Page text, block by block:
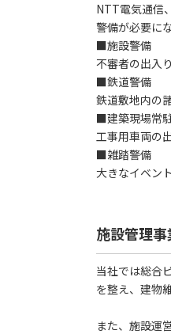
NTT電気通信
警備が必要に
■施設警備
不審者の出入
■鉄道警備
鉄道敷地内の
■建築現場常
工事用車両の
■雑踏警備
大きなイベン
施設管理事
当社では総合
を整え、建物
また、施設運